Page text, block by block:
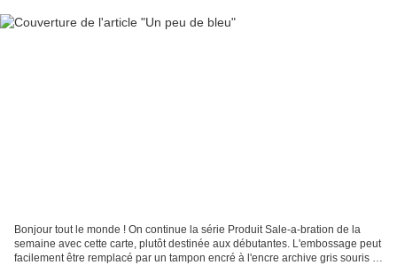
Bonjour tout le monde ! On continue la série Produit Sale-a-bration de la
semaine avec cette carte, plutôt destinée aux débutantes. L'embossage peut
facilement être remplacé par un tampon encré à l'encre archive gris souris et